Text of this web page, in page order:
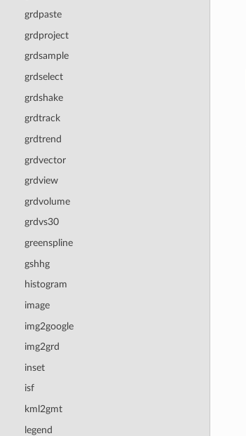
grdpaste
grdproject
grdsample
grdselect
grdshake
grdtrack
grdtrend
grdvector
grdview
grdvolume
grdvs30
greenspline
gshhg
histogram
image
img2google
img2grd
inset
isf
kml2gmt
legend